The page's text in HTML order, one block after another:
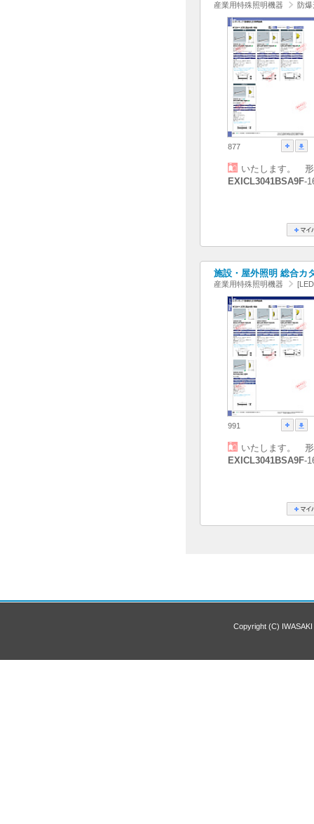
産業用特殊照明機器 防爆
877
いたします。
EXICL3041BSA9F-
施設・屋外照明 総合カ
産業用特殊照明機器
991
いたします。
EXICL3041BSA9F-
Copyright (C)